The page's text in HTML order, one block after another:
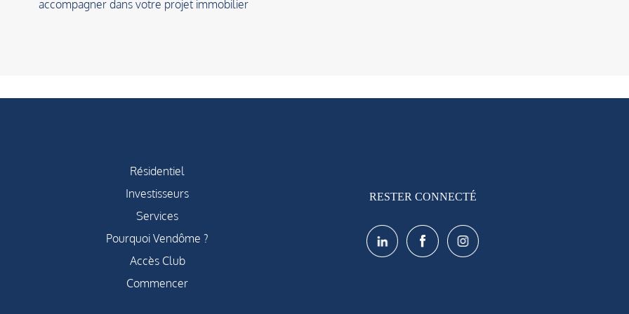
accompagner dans votre projet immobilier
Résidentiel
Investisseurs
Services
Pourquoi Vendôme ?
Accès Club
Commencer
RESTER CONNECTÉ